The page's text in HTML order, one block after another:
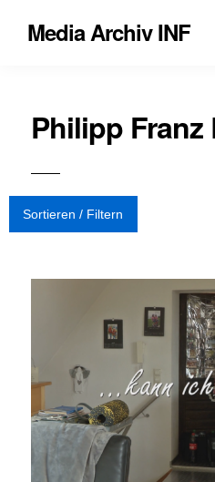
Media Archiv INF
Philipp
Sortieren / Filtern